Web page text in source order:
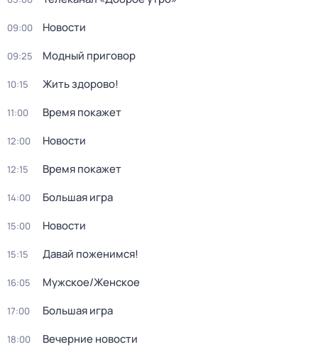
09:00 Новости
09:25 Модный приговор
10:15 Жить здорово!
11:00 Время покажет
12:00 Новости
12:15 Время покажет
14:00 Большая игра
15:00 Новости
15:15 Давай поженимся!
16:05 Мужское/Женское
17:00 Большая игра
18:00 Вечерние новости